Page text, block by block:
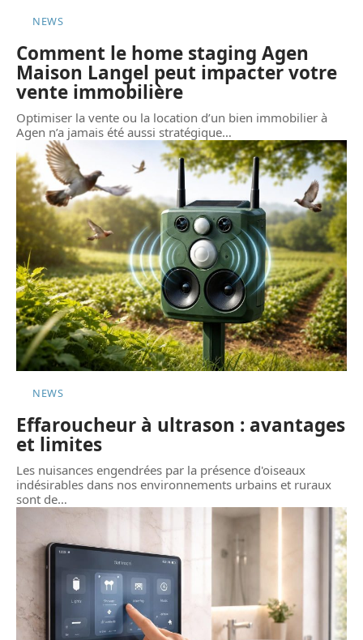
NEWS
Comment le home staging Agen
Maison Langel peut impacter votre
vente immobilière
Optimiser la vente ou la location d’un bien immobilier à
Agen n’a jamais été aussi stratégique…
NEWS
Effaroucheur à ultrason : avantages
et limites
Les nuisances engendrées par la présence d'oiseaux
indésirables dans nos environnements urbains et ruraux
sont de…